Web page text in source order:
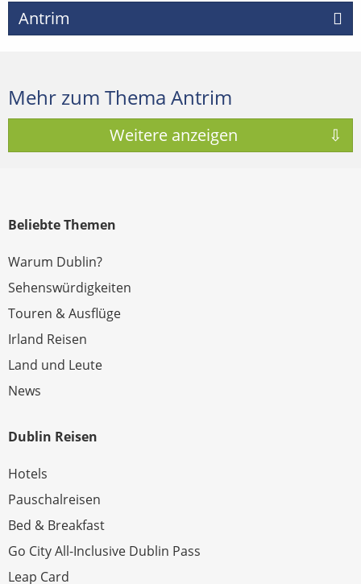
Antrim
Mehr zum Thema Antrim
Beliebte Themen
Warum Dublin?
Sehenswürdigkeiten
Touren & Ausflüge
Irland Reisen
Land und Leute
News
Dublin Reisen
Hotels
Pauschalreisen
Bed & Breakfast
Go City All-Inclusive Dublin Pass
Leap Card